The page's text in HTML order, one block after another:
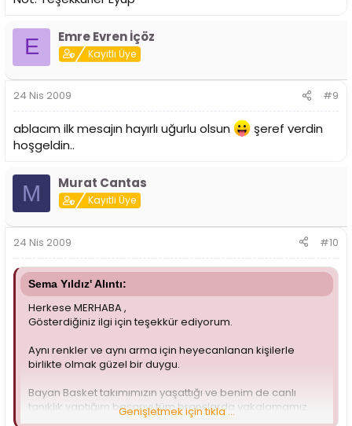
E Emre Evren İçöz
Kayıtlı Üye
24 Nis 2009 #9
ablacım ilk mesajın hayırlı uğurlu olsun
şeref verdin
hoşgeldin..
M Murat Cantas
Kayıtlı Üye
24 Nis 2009 #10
Sema Yıldız' Alıntı:
Herkese MERHABA ,
Gösterdiğiniz ilgi için teşekkür ediyorum.
Aynı renkler ve aynı arma için heyecanlanan kişilerle
birlikte olmak güzel bir duygu.
Bayan Basket takımımızın yaşattığı ve benim de canlı
tanıklık yaptığım başarıyı tüm branşlarda yakalamamız
dileğiyle,
Genişletmek için tıkla ...